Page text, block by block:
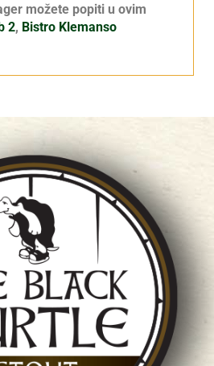
možete popiti u ovim
2, Bistro Klemanso